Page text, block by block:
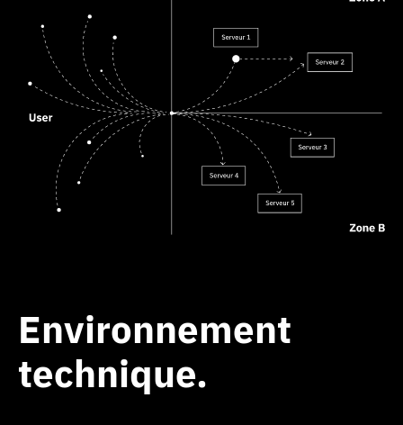
Environnement
technique